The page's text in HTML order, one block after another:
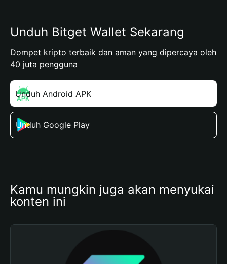
Unduh Bitget Wallet Sekarang
Dompet kripto terbaik dan aman yang dipercaya oleh
40 juta pengguna
Unduh Android APK
Unduh Google Play
Kamu mungkin juga akan menyukai
konten ini